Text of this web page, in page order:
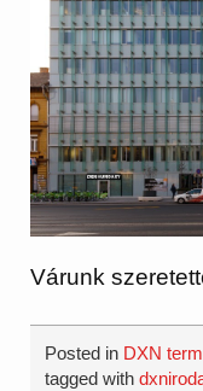
Várunk
Posted in DXN
tagged with